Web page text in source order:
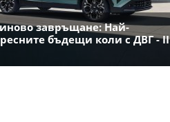
завръщане: Най-
бъдещи коли с ДВГ - II